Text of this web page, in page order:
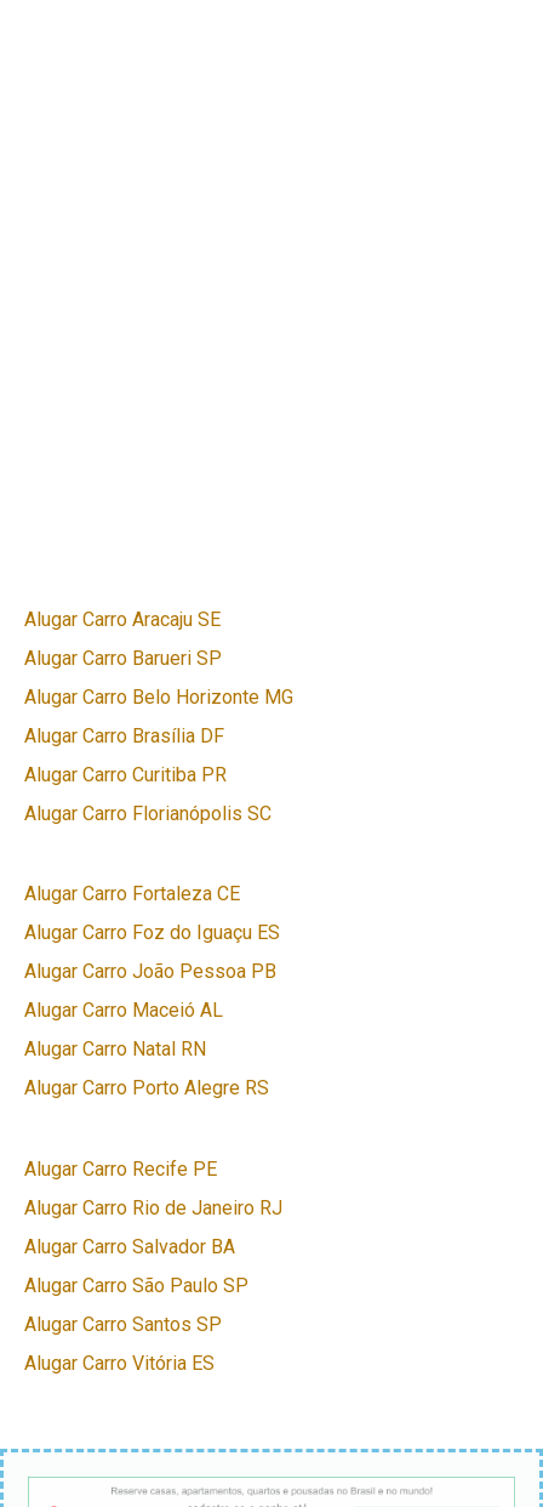
Alugar Carro Aracaju SE
Alugar Carro Barueri SP
Alugar Carro Belo Horizonte MG
Alugar Carro Brasília DF
Alugar Carro Curitiba PR
Alugar Carro Florianópolis SC
Alugar Carro Fortaleza CE
Alugar Carro Foz do Iguaçu ES
Alugar Carro João Pessoa PB
Alugar Carro Maceió AL
Alugar Carro Natal RN
Alugar Carro Porto Alegre RS
Alugar Carro Recife PE
Alugar Carro Rio de Janeiro RJ
Alugar Carro Salvador BA
Alugar Carro São Paulo SP
Alugar Carro Santos SP
Alugar Carro Vitória ES